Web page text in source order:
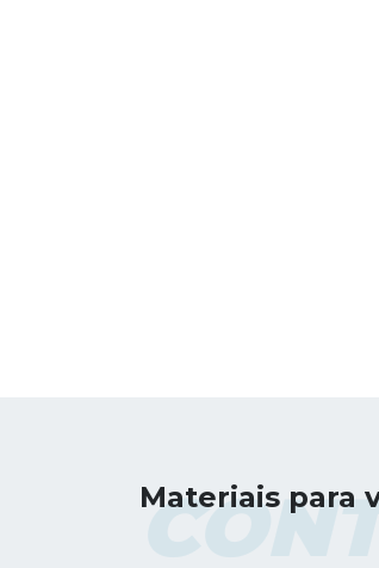
Materiais para